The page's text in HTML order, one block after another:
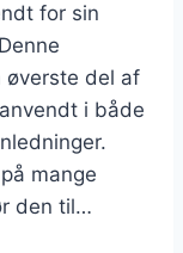
for sin
del af
i både
mange
den til…